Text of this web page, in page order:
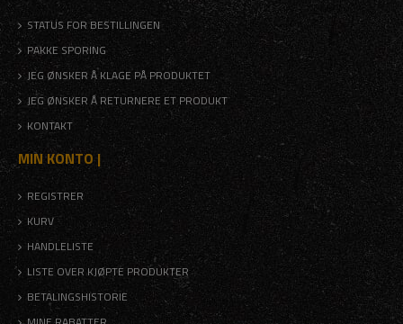
STATUS FOR BESTILLINGEN
PAKKE SPORING
JEG ØNSKER Å KLAGE PÅ PRODUKTET
JEG ØNSKER Å RETURNERE ET PRODUKT
KONTAKT
MIN KONTO |
REGISTRER
KURV
HANDLELISTE
LISTE OVER KJØPTE PRODUKTER
BETALINGSHISTORIE